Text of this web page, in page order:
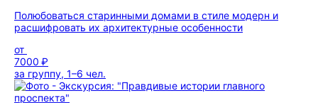
Полюбоваться старинными домами в стиле модерн и
расшифровать их архитектурные особенности
от
7000 ₽
за группу, 1–6 чел.